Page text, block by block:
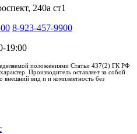
240а ст1
8-923-457-9900
19:00
положениями Статьи 437(2) ГК РФ
Производитель оставляет за собой
внешний вид и и комплектность без